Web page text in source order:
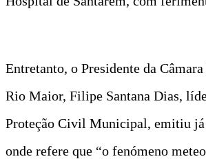
Entretanto, o Presidente da
Rio Maior, Filipe Santana Dias,
Proteção Civil Municipal, emitiu já
onde refere que “o fenómeno